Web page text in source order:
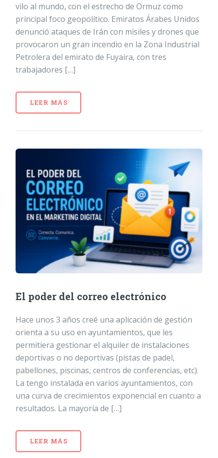
vilo al mundo, con el estrecho de Ormuz como
principal foco geopolítico. Emiratos Árabes Unidos
denunció ataques de Irán con misiles y drones que
provocaron un gran incendio en la Zona Industrial
Petrolera del emirato de Fuyaira, con tres
trabajadores […]
LEER MÁS
El poder del correo electrónico
Hace unos 3 años creé una aplicación de gestión
orienta a su uso en ayuntamientos, que les
permitiera gestionar el alquiler de instalaciones
deportivas o no deportivas (pistas de padel,
pabellones, piscinas, centros de conferencias, etc).
La tengo instalada en varios ayuntamientos, con
una curva de crecimientos exponencial en cuanto a
resultados. La mayoría de […]
LEER MÁS